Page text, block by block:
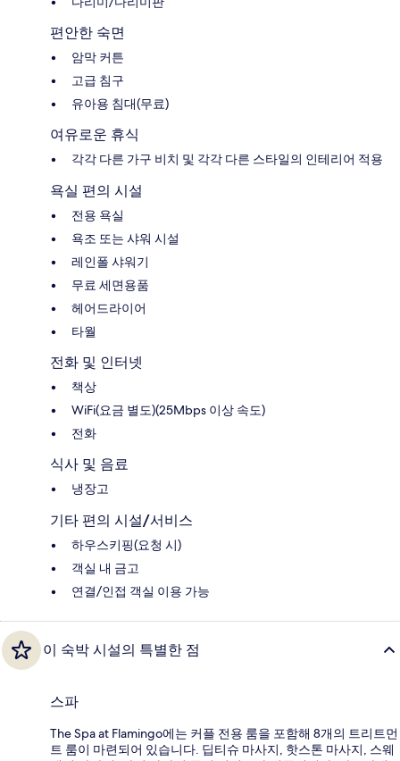
편안한 숙면
암막 커튼
고급 침구
유아용 침대(무료)
여유로운 휴식
각각 다른 가구 비치 및 각각 다른 스타일의 인테리어 적용
욕실 편의 시설
전용 욕실
욕조 또는 샤워 시설
레인폴 샤워기
무료 세면용품
헤어드라이어
타월
전화 및 인터넷
책상
WiFi(요금 별도)(25Mbps 이상 속도)
전화
식사 및 음료
냉장고
기타 편의 시설/서비스
하우스키핑(요청 시)
객실 내 금고
연결/인접 객실 이용 가능
이 숙박 시설의 특별한 점
스파
The Spa at Flamingo에는 커플 전용 룸을 포함해 8개의 트리트먼
트 룸이 마련되어 있습니다. 딥티슈 마사지, 핫스톤 마사지, 스웨